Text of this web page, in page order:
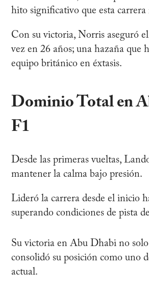
hito significativo que esta
Con su victoria, Norris aseguró
vez en 26 años; una hazaña que
equipo británico en éxtasis.
Dominio Total en
F1
Desde las primeras vueltas,
mantener la calma bajo presión.
Lideró la carrera desde el inicio
superando condiciones de pista
Su victoria en Abu Dhabi no
consolidó su posición como uno
actual.